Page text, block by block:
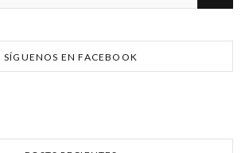
SÍGUENOS EN FACEBOOK